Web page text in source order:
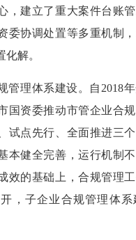
，建立了重大案件台账
委协调处置等多重机制
解。
管理体系建设。自2018
国资委推动市管企业合
试点先行、全面推进三
本健全完善，运行机制
效的基础上，合规管理
，子企业合规管理体系